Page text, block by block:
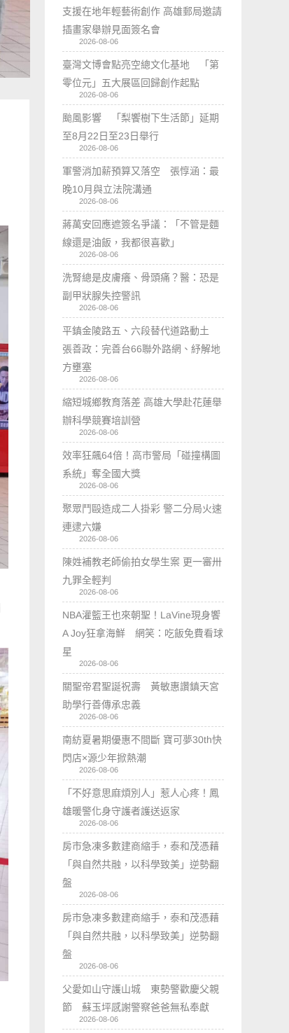
支援在地年輕藝術創作 高雄郵局邀請
插畫家舉辦見面簽名會
2026-08-06
臺灣文博會點亮空總文化基地 「第
零位元」五大展區回歸創作起點
2026-08-06
颱風影響 「梨饗樹下生活節」延期
至8月22日至23日舉行
2026-08-06
軍警消加薪預算又落空 張惇涵：最
晚10月與立法院溝通
2026-08-06
蔣萬安回應遮簽名爭議：「不管是麵
線還是油飯，我都很喜歡」
2026-08-06
洗腎總是皮膚癢、骨頭痛？醫：恐是
副甲狀腺失控警訊
2026-08-06
平鎮金陵路五、六段替代道路動土
張善政：完善台66聯外路網、紓解地
方壅塞
2026-08-06
縮短城鄉教育落差 高雄大學赴花蓮舉
辦科學競賽培訓營
2026-08-06
效率狂飆64倍！高市警局「碰撞構圖
系統」奪全國大獎
2026-08-06
聚眾鬥毆造成二人掛彩 警二分局火速
連逮六嫌
2026-08-06
陳姓補教老師偷拍女學生案 更一審卅
九罪全輕判
2026-08-06
NBA灌籃王也來朝聖！LaVine現身饗
A Joy狂拿海鮮 網笑：吃飯免費看球
星
2026-08-06
關聖帝君聖誕祝壽 黃敏惠讚鎮天宮
助學行善傳承忠義
2026-08-06
南紡夏暑期優惠不間斷 寶可夢30th快
閃店×源少年掀熱潮
2026-08-06
「不好意思麻煩別人」惹人心疼！鳳
雄暖警化身守護者護送返家
2026-08-06
房市急凍多數建商縮手，泰和茂憑藉
「與自然共融，以科學致美」逆勢翻
盤
2026-08-06
房市急凍多數建商縮手，泰和茂憑藉
「與自然共融，以科學致美」逆勢翻
盤
2026-08-06
父愛如山守護山城 東勢警歡慶父親
節 蘇玉坪感謝警察爸爸無私奉獻
2026-08-06